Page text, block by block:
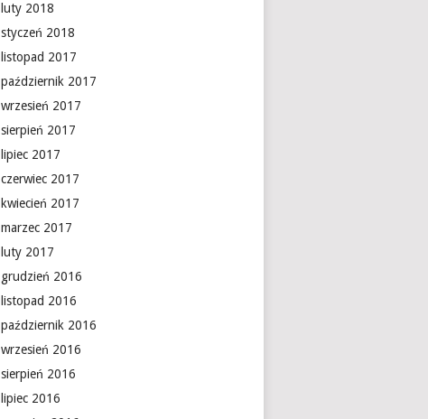
luty 2018
styczeń 2018
listopad 2017
październik 2017
wrzesień 2017
sierpień 2017
lipiec 2017
czerwiec 2017
kwiecień 2017
marzec 2017
luty 2017
grudzień 2016
listopad 2016
październik 2016
wrzesień 2016
sierpień 2016
lipiec 2016